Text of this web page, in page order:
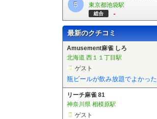
5 東京都池袋駅
総合 -
最新のクチコミ
Amusement麻雀 しろ
北海道 西１１丁目駅
ゲスト
瓶ビールが飲み放題でよかった
リーチ麻雀 81
神奈川県 相模原駅
ゲスト